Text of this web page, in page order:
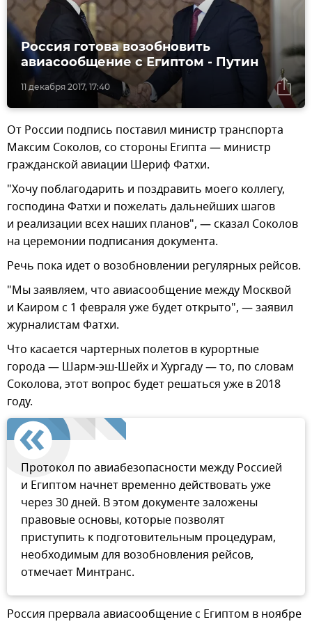
11 декабря 2017, 17:40
Россия готова возобновить
авиасообщение с Египтом - Путин
От России подпись поставил министр транспорта
Максим Соколов, со стороны Египта — министр
гражданской авиации Шериф Фатхи.
"Хочу поблагодарить и поздравить моего коллегу,
господина Фатхи и пожелать дальнейших шагов
и реализации всех наших планов", — сказал Соколов
на церемонии подписания документа.
Речь пока идет о возобновлении регулярных рейсов.
"Мы заявляем, что авиасообщение между Москвой
и Каиром с 1 февраля уже будет открыто", — заявил
журналистам Фатхи.
Что касается чартерных полетов в курортные
города — Шарм-эш-Шейх и Хургаду — то, по словам
Соколова, этот вопрос будет решаться уже в 2018
году.
Протокол по авиабезопасности между Россией
и Египтом начнет временно действовать уже
через 30 дней. В этом документе заложены
правовые основы, которые позволят
приступить к подготовительным процедурам,
необходимым для возобновления рейсов,
отмечает Минтранс.
Россия прервала авиасообщение с Египтом в ноябре